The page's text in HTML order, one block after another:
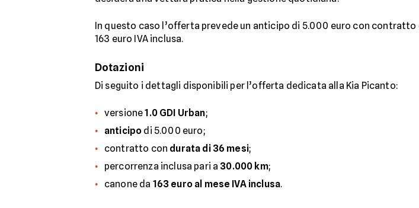
In questo caso l’offerta prevede un anticipo di 5.000 euro con
163 euro IVA inclusa.
Dotazioni
Di seguito i dettagli disponibili per l’offerta dedicata alla Kia Picanto:
versione1.0 GDI Urban;
anticipo di 5.000 euro;
contratto con durata di 36 mesi;
percorrenza inclusa pari a 30.000 km;
canone da 163 euro al mese IVA inclusa.